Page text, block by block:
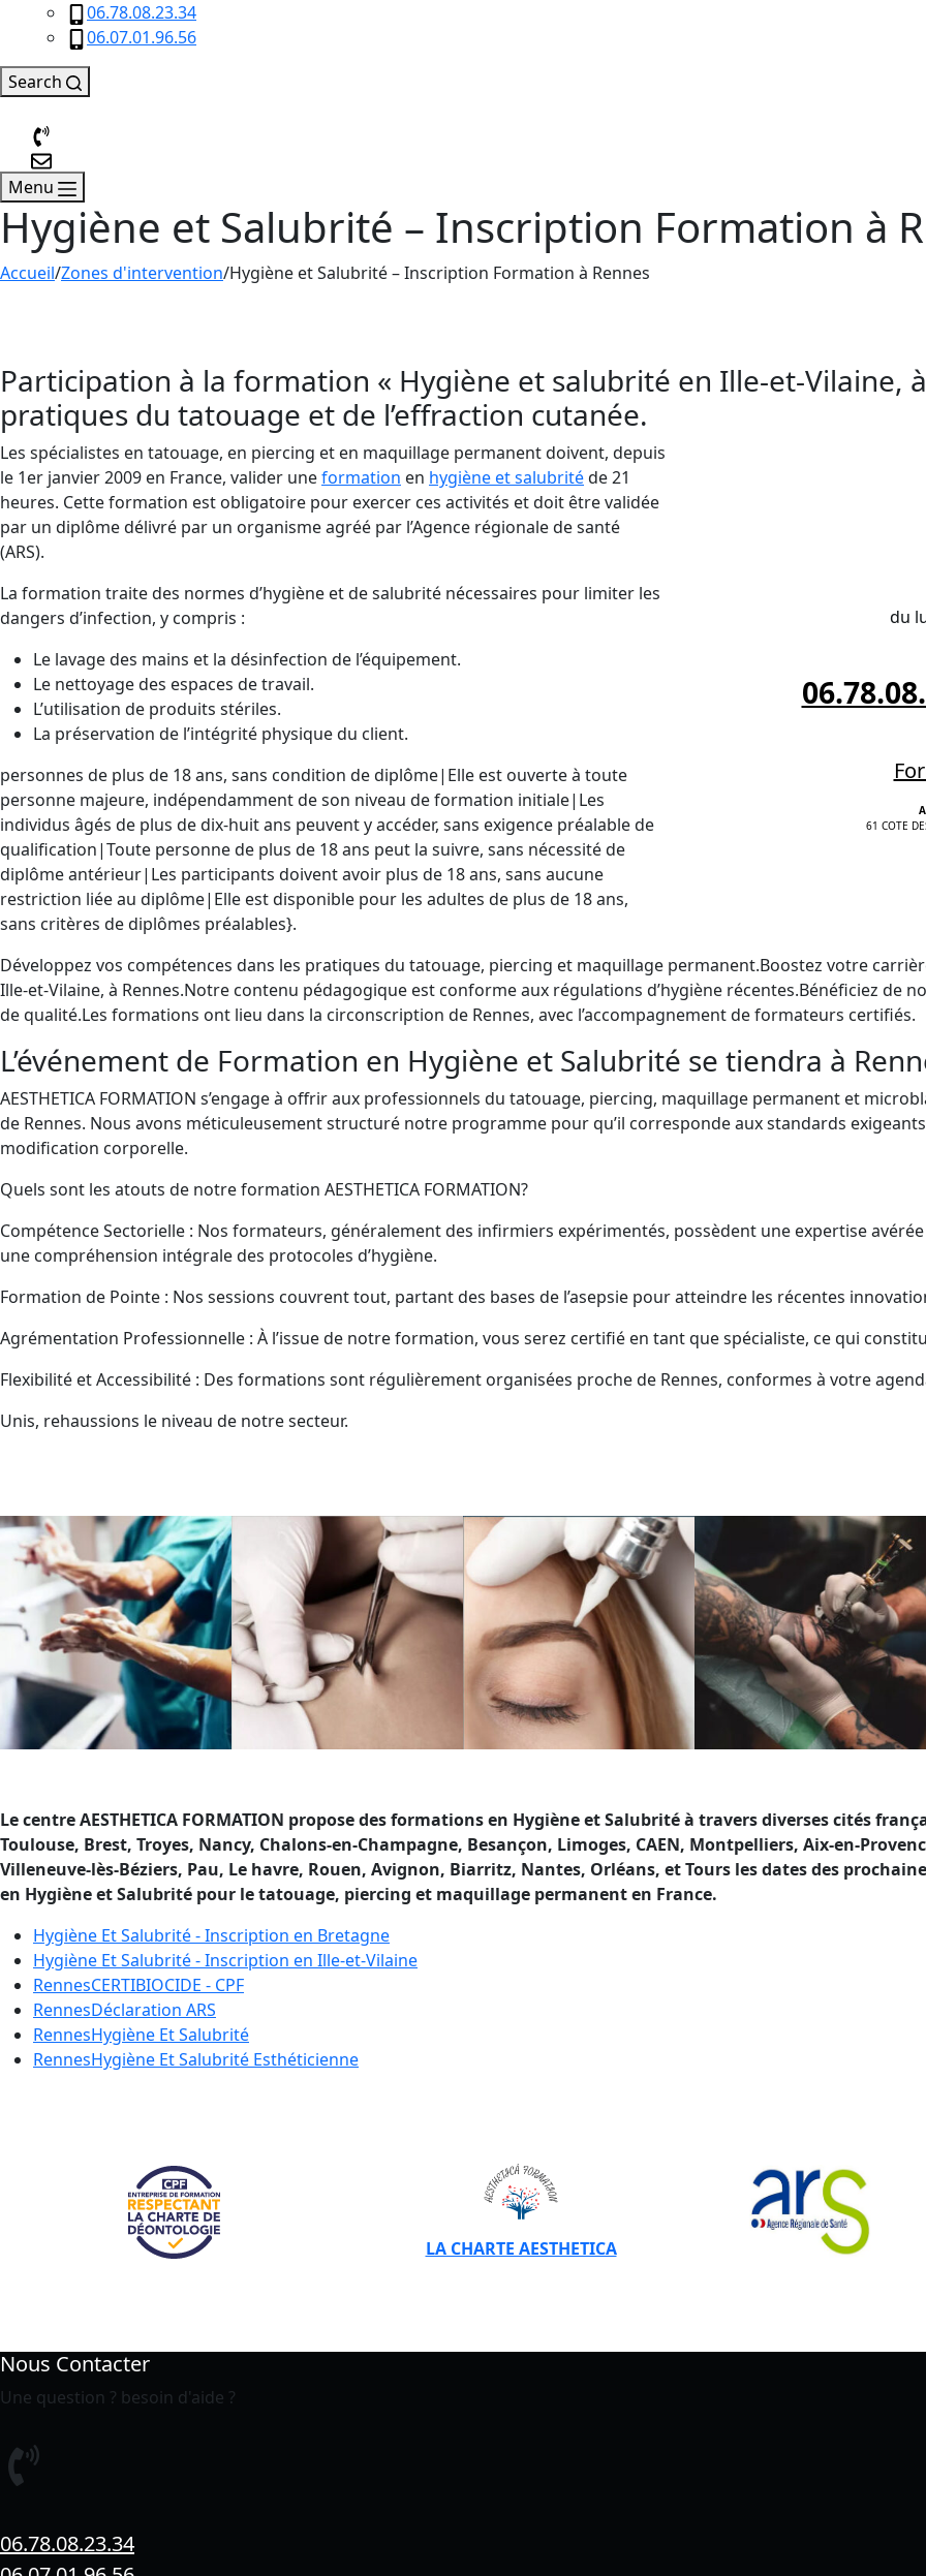
06.78.08.23.34
06.07.01.96.56
Search
Menu
Hygiène et Salubrité – Inscription Formation à
Accueil/Zones d'intervention/Hygiène et Salubrité – Inscription Formation à Rennes
Participation à la formation « Hygiène et salubrité en Ille-et-Vilaine,
pratiques du tatouage et de l’effraction cutanée.
Les spécialistes en tatouage, en piercing et en maquillage permanent doivent, depuis
le 1er janvier 2009 en France, valider uneformation en hygiène et salubritéde 21
heures. Cette formation est obligatoire pour exercer ces activités et doit être validée
par un diplôme délivré par un organisme agréé par l’Agence régionale de santé
(ARS).
La formation traite des normes d’hygiène et de salubrité nécessaires pour limiter les
dangers d’infection, y compris :
Le lavage des mains et la désinfection de l’équipement.
Le nettoyage des espaces de travail.
L’utilisation de produits stériles.
La préservation de l’intégrité physique du client.
personnes de plus de 18 ans, sans condition de diplôme|Elle est ouverte à toute
personne majeure, indépendamment de son niveau de formation initiale|Les
individus âgés de plus de dix-huit ans peuvent y accéder, sans exigence préalable de
qualification|Toute personne de plus de 18 ans peut la suivre, sans nécessité de
diplôme antérieur|Les participants doivent avoir plus de 18 ans, sans aucune
restriction liée au diplôme|Elle est disponible pour les adultes de plus de 18 ans,
sans critères de diplômes préalables}.
du
61 COTE
Développez vos compétences dans les pratiques du tatouage, piercing et maquillage permanent.Boostez votre
Ille-et-Vilaine, à Rennes.Notre contenu pédagogique est conforme aux régulations d’hygiène récentes.Bénéficiez de
de qualité.Les formations ont lieu dans la circonscription de Rennes, avec l’accompagnement de formateurs certifiés.
L’événement de Formation en Hygiène et Salubrité se tiendra à
AESTHETICA FORMATION s’engage à offrir aux professionnels du tatouage, piercing, maquillage permanent et
de Rennes. Nous avons méticuleusement structuré notre programme pour qu’il corresponde aux standards
modification corporelle.
Quels sont les atouts de notre formation AESTHETICA FORMATION?
Compétence Sectorielle : Nos formateurs, généralement des infirmiers expérimentés, possèdent une expertise
une compréhension intégrale des protocoles d’hygiène.
Formation de Pointe : Nos sessions couvrent tout, partant des bases de l’asepsie pour atteindre les récentes
Agrémentation Professionnelle : À l’issue de notre formation, vous serez certifié en tant que spécialiste, ce qui
Flexibilité et Accessibilité : Des formations sont régulièrement organisées proche de Rennes, conformes à votre
Unis, rehaussions le niveau de notre secteur.
Le centre AESTHETICA FORMATION propose des formations en Hygiène et Salubrité à travers diverses cités
Toulouse, Brest, Troyes, Nancy, Chalons-en-Champagne, Besançon, Limoges, CAEN, Montpelliers, Aix-en-
Villeneuve-lès-Béziers, Pau, Le havre, Rouen, Avignon, Biarritz, Nantes, Orléans, et Tours les dates des
en Hygiène et Salubrité pour le tatouage, piercing et maquillage permanent en France.
Hygiène Et Salubrité - Inscription en Bretagne
Hygiène Et Salubrité - Inscription en Ille-et-Vilaine
RennesCERTIBIOCIDE - CPF
RennesDéclaration ARS
RennesHygiène Et Salubrité
RennesHygiène Et Salubrité Esthéticienne
LA CHARTE AESTHETICA
Nous Contacter
Une question ? besoin d'aide ?
06.78.08.23.34